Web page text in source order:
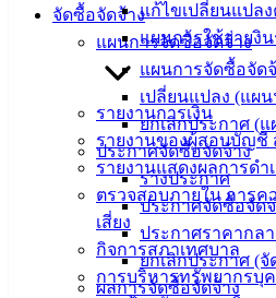
จัดซื้อจัดจ้าง
แผนการจัดซื้อจัดจ้าง
แผนการจัดซื้อจัด
เปลี่ยนแปลง (แผน
ยกเลิกประกาศ (แ
ประกาศจัดซื้อจัดจ้าง
ร่างประกาศ
ประกาศจัดซื้อจัด
ประกาศราคากลา
ยกเลิกประกาศ (
ผลการจัดซื้อจัดจ้าง
แก้ไขเปลี่ยนแปล
แผนการใช้จ่ายงิ
รายงานการเงิน
รายงานของผู้สอบบัญชี
รายงานแสดงผลการด
ตรวจสอบภายใน การ
เสี่ยง
กิจการสภาเทศบาล
การบริหารทรัพยากรบุ
ติดต่อ
เทศบาล
สายตรง
นายก
ประวัติ
เทศบาล
ผู้บริหาร
และ
หัวหน้า